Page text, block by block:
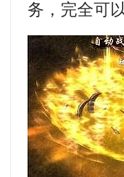
务，完全可